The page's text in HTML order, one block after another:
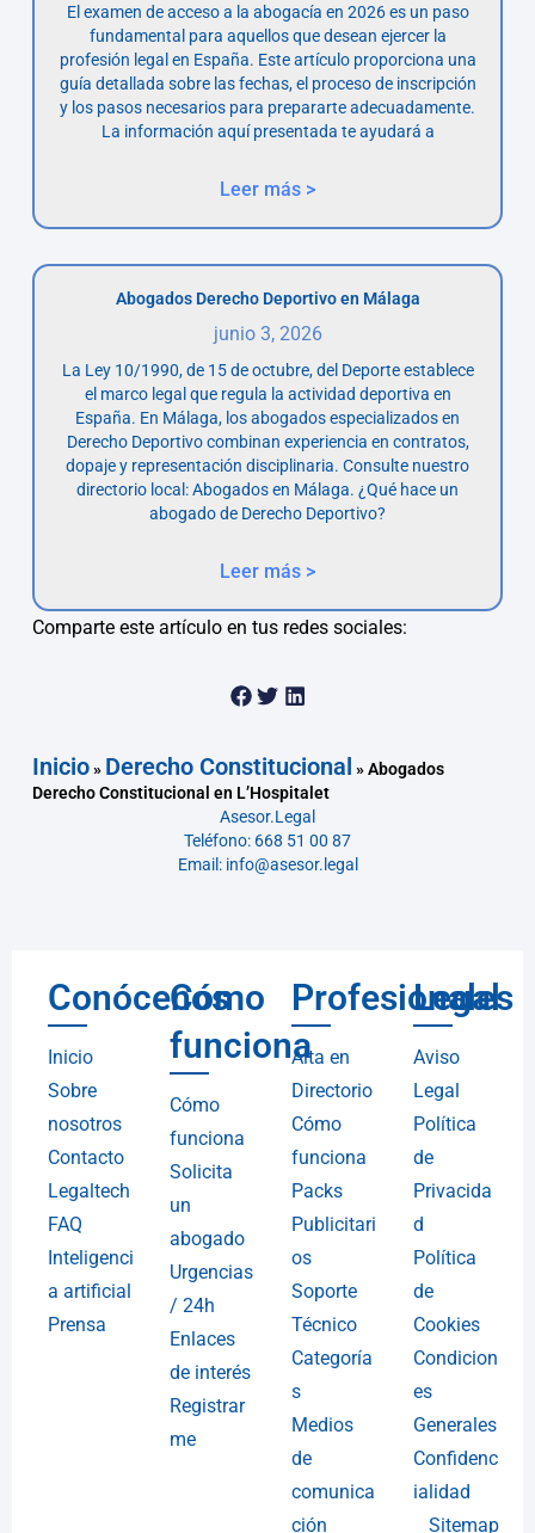
El examen de acceso a la abogacía en 2026 es un paso
fundamental para aquellos que desean ejercer la
profesión legal en España. Este artículo proporciona una
guía detallada sobre las fechas, el proceso de inscripción
y los pasos necesarios para prepararte adecuadamente.
La información aquí presentada te ayudará a
Leer más >
Abogados Derecho Deportivo en Málaga
junio 3, 2026
La Ley 10/1990, de 15 de octubre, del Deporte establece
el marco legal que regula la actividad deportiva en
España. En Málaga, los abogados especializados en
Derecho Deportivo combinan experiencia en contratos,
dopaje y representación disciplinaria. Consulte nuestro
directorio local: Abogados en Málaga. ¿Qué hace un
abogado de Derecho Deportivo?
Leer más >
Comparte este artículo en tus redes sociales:
Inicio» Derecho Constitucional »Abogados
Derecho Constitucional en L’Hospitalet
Asesor.Legal
Teléfono: 668 51 00 87
Email: info@asesor.legal
Conócenos
Inicio
Sobre
nosotros
Contacto
Legaltech
FAQ
Inteligenci
a artificial
Prensa
Cómo
funciona
Cómo
funciona
Solicita
un
abogado
Urgencias
/ 24h
Enlaces
de interés
Registrar
me
Profesionales
Alta en
Directorio
Cómo
funciona
Packs
Publicitari
os
Soporte
Técnico
Categoría
s
Medios
de
comunica
ción
Legal
Aviso
Legal
Política
de
Privacida
d
Política
de
Cookies
Condicion
es
Generales
Confidenc
ialidad
Sitemap